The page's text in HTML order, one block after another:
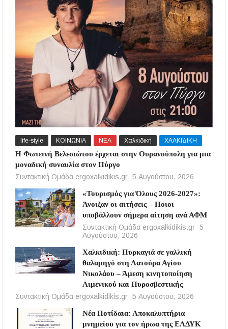
life-style ΚΟΙΝΩΝΙΑ ΝΕΑ Χαλκιδική ΧΑΛΚΙΔΙΚΗ
Η Φωτεινή Βελεσιώτου έρχεται στην Ουρανούπολη για μια
μοναδική συναυλία στον Πύργο
Συντακτική Ομάδα ergoxalkidikis.gr 5 Αυγούστου, 2026
«Τουρισμός για Όλους 2026-2027»:
Άνοιξαν οι αιτήσεις – Ποιοι
υποβάλλουν σήμερα αίτηση ανά ΑΦΜ
Συντακτική Ομάδα ergoxalkidikis.gr 5
Αυγούστου, 2026
Χαλκιδική: Πυρκαγιά σε γαλλική
θαλαμηγό στη Λατούρα Αγίου
Νικολάου – Άμεση κινητοποίηση
Λιμενικού και Πυροσβεστικής
Συντακτική Ομάδα ergoxalkidikis.gr 5 Αυγούστου, 2026
Νέα Ποτίδαια: Αποκαλυπτήρια
μνημείου για τον ήρωα της ΕΛΔΥΚ